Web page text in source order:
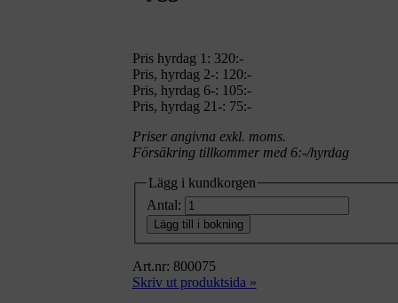
Pris hyrdag 1: 320:-
Pris, hyrdag 2-: 120:-
Pris, hyrdag 6-: 105:-
Pris, hyrdag 21-: 75:-
Priser angivna exkl. moms.
Försäkring tillkommer med 6:-/hyrdag
Lägg i kundkorgen
Antal:
Lägg till i bokning
Art.nr: 800075
Skriv ut produktsida »